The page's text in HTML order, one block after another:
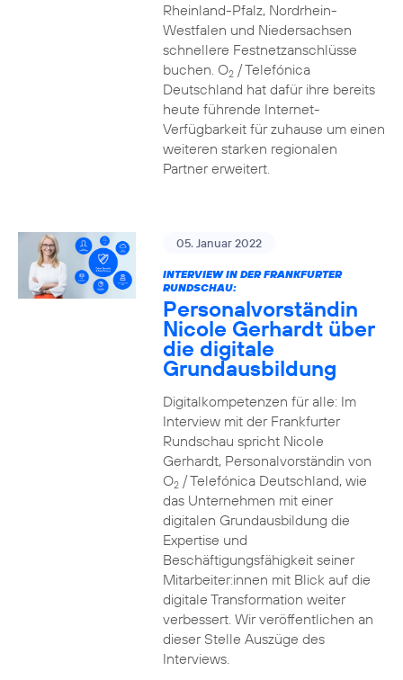
Rheinland-Pfalz, Nordrhein-
Westfalen und Niedersachsen
schnellere Festnetzanschlüsse
buchen. O2/ Telefónica
Deutschland hat dafür ihre bereits
heute führende Internet-
Verfügbarkeit für zuhause um einen
weiteren starken regionalen
Partner erweitert.
05. Januar 2022
INTERVIEW IN DER FRANKFURTER
RUNDSCHAU:
Personalvorständin
Nicole Gerhardt über
die digitale
Grundausbildung
Digitalkompetenzen für alle: Im
Interview mit der Frankfurter
Rundschau spricht Nicole
Gerhardt, Personalvorständin von
O2/ Telefónica Deutschland, wie
das Unternehmen mit einer
digitalen Grundausbildung die
Expertise und
Beschäftigungsfähigkeit seiner
Mitarbeiter:innen mit Blick auf die
digitale Transformation weiter
verbessert. Wir veröffentlichen an
dieser Stelle Auszüge des
Interviews.